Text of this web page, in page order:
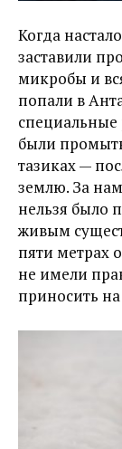
Когда
заставили
микробы и
попали в
были
тазиках —
землю. За
нельзя было
живым
пяти метрах
не имели
приносить